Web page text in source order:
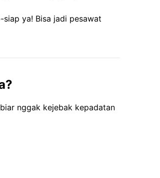
ya! Bisa jadi pesawat
nggak kejebak kepadatan